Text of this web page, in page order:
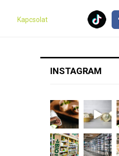
Kapcsolat
INSTAGRAM